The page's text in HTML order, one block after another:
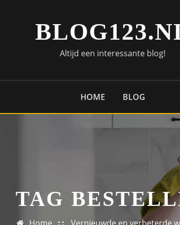
Altijd een interessante blog!
HOME BLOG
TAG